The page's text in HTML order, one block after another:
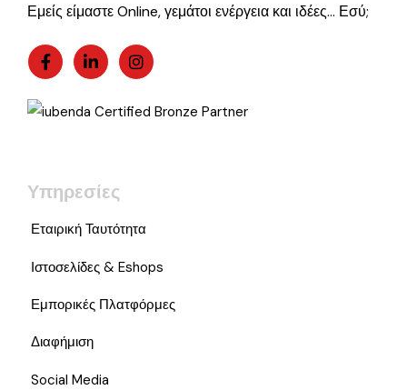
Εμείς είμαστε Online, γεμάτοι ενέργεια και ιδέες… Εσύ;
Υπηρεσίες
Εταιρική Ταυτότητα
Ιστοσελίδες & Eshops
Εμπορικές Πλατφόρμες
Διαφήμιση
Social Media